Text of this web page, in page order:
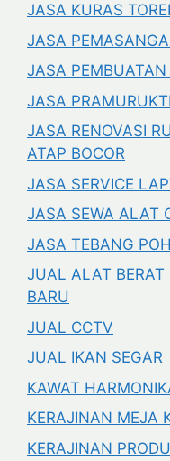
JASA KURAS
JASA
JASA PEMBUATAN
JASA
JASA RENOVASI
ATAP BOCOR
JASA SERVICE
JASA SEWA ALAT
JASA TEBANG
JUAL ALAT BERAT
BARU
JUAL CCTV
JUAL IKAN SEGAR
KAWAT
KERAJINAN MEJA
KERAJINAN